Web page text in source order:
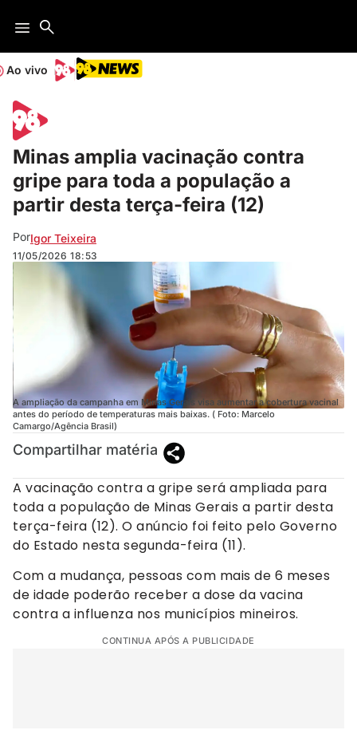
Ao vivo
Minas amplia vacinação contra
gripe para toda a população a
partir desta terça-feira (12)
PorIgor Teixeira
11/05/2026 18:53
A ampliação da campanha em Minas Gerais visa aumentar a cobertura vacinal
antes do período de temperaturas mais baixas. ( Foto: Marcelo
Camargo/Agência Brasil)
Compartilhar matéria
A vacinação contra a gripe será ampliada para
toda a população de Minas Gerais a partir desta
terça-feira (12). O anúncio foi feito pelo Governo
do Estado nesta segunda-feira (11).
Com a mudança, pessoas com mais de 6 meses
de idade poderão receber a dose da vacina
contra a influenza nos municípios mineiros.
CONTINUA APÓS A PUBLICIDADE